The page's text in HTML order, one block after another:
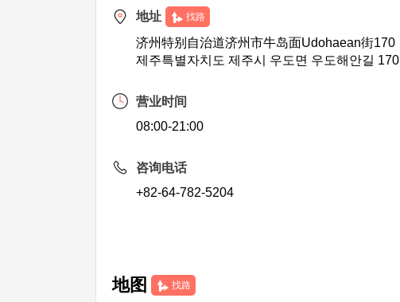
地址 找路
济州特别自治道济州市牛岛面Udohaean街170
제주특별자치도 제주시 우도면 우도해안길 170
营业时间
08:00-21:00
咨询电话
+82-64-782-5204
地图 找路